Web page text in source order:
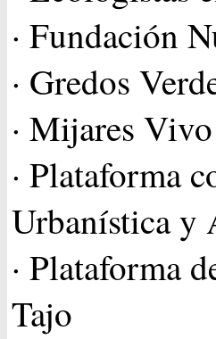
· Fundación
· Gredos
· Mijares Vivo
· Plataforma
Urbanística y
· Plataforma
Tajo